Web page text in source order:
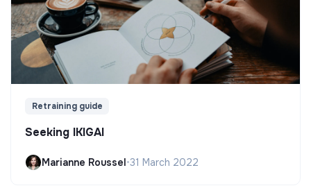
Retraining guide
Seeking IKIGAI
Marianne Roussel•31 March 2022